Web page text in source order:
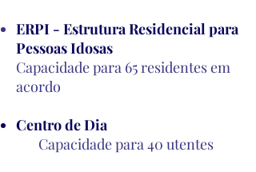
ERPI - Estrutura Residencial para
Pessoas Idosas
Capacidade para 65 residentes em
acordo​
Centro de Dia
Capacidade para 40 utentes